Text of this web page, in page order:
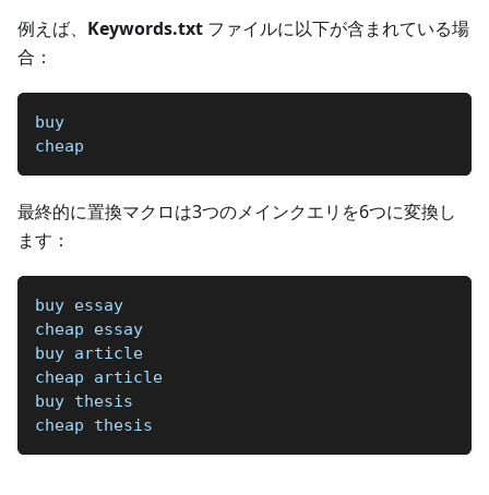
例えば、 Keywords.txt ファイルに以下が含まれている場
合：
buy
cheap
最終的に置換マクロは3つのメインクエリを6つに変換し
ます：
buy essay
cheap essay
buy article
cheap article
buy thesis
cheap thesis